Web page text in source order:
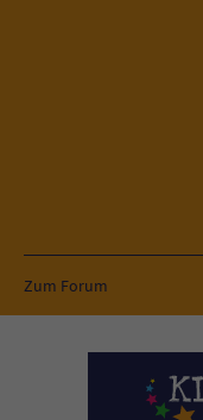
Zum Forum